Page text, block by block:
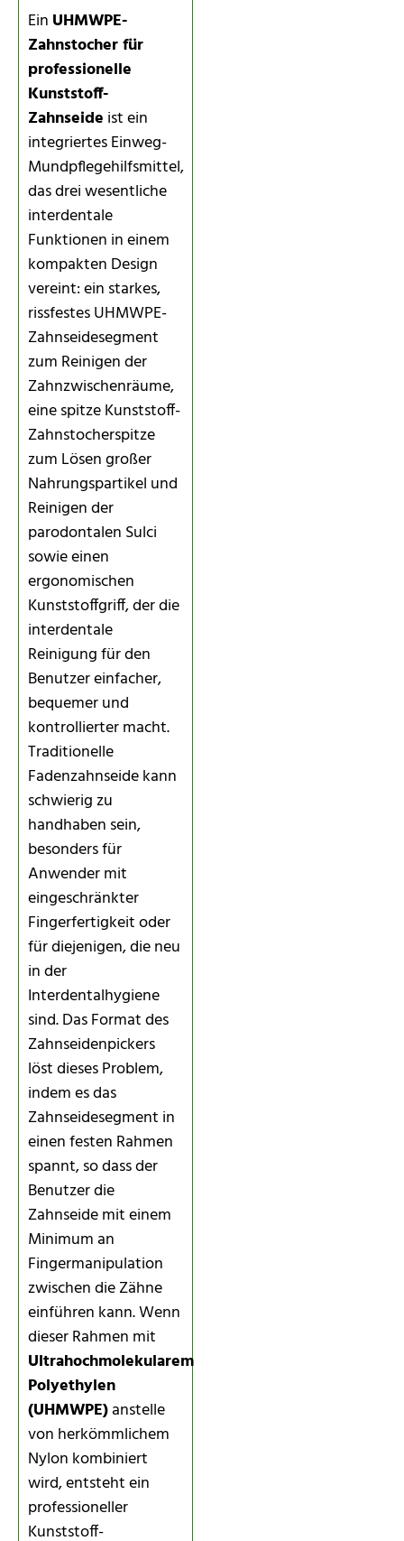
Ein UHMWPE-
Zahnstocher für
professionelle
Kunststoff-
Zahnseide ist ein
integriertes Einweg-
Mundpflegehilfsmittel,
das drei wesentliche
interdentale
Funktionen in einem
kompakten Design
vereint: ein starkes,
rissfestes UHMWPE-
Zahnseidesegment
zum Reinigen der
Zahnzwischenräume,
eine spitze Kunststoff-
Zahnstocherspitze
zum Lösen großer
Nahrungspartikel und
Reinigen der
parodontalen Sulci
sowie einen
ergonomischen
Kunststoffgriff, der die
interdentale
Reinigung für den
Benutzer einfacher,
bequemer und
kontrollierter macht.
Traditionelle
Fadenzahnseide kann
schwierig zu
handhaben sein,
besonders für
Anwender mit
eingeschränkter
Fingerfertigkeit oder
für diejenigen, die neu
in der
Interdentalhygiene
sind. Das Format des
Zahnseidenpickers
löst dieses Problem,
indem es das
Zahnseidesegment in
einen festen Rahmen
spannt, so dass der
Benutzer die
Zahnseide mit einem
Minimum an
Fingermanipulation
zwischen die Zähne
einführen kann. Wenn
dieser Rahmen mit
Ultrahochmolekularem
Polyethylen
(UHMWPE)anstelle
von herkömmlichem
Nylon kombiniert
wird, entsteht ein
professioneller
Kunststoff-